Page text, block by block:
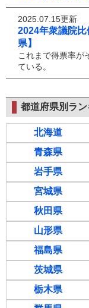
2025.07.15更新
2024年衆議院
県】
これまで得票率が
ている。
都道府県別ラ
北海道
青森県
岩手県
宮城県
秋田県
山形県
福島県
茨城県
栃木県